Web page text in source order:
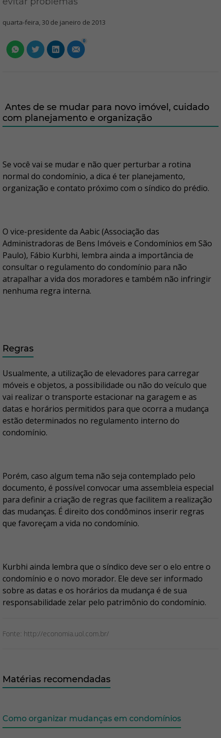
quarta-feira, 30 de janeiro de 2013
0
Antes de se mudar para novo imóvel, cuidado
com planejamento e organização
Se você vai se mudar e não quer perturbar a rotina
normal do condomínio, a dica é ter planejamento,
organização e contato próximo com o síndico do prédio.
O vice-presidente da Aabic (Associação das
Administradoras de Bens Imóveis e Condomínios em São
Paulo), Fábio Kurbhi, lembra ainda a importância de
consultar o regulamento do condomínio para não
atrapalhar a vida dos moradores e também não infringir
nenhuma regra interna.
Regras
Usualmente, a utilização de elevadores para carregar
móveis e objetos, a possibilidade ou não do veículo que
vai realizar o transporte estacionar na garagem e as
datas e horários permitidos para que ocorra a mudança
estão determinados no regulamento interno do
condomínio.
Porém, caso algum tema não seja contemplado pelo
documento, é possível convocar uma assembleia especial
para definir a criação de regras que facilitem a realização
das mudanças. É direito dos condôminos inserir regras
que favoreçam a vida no condomínio.
Kurbhi ainda lembra que o síndico deve ser o elo entre o
condomínio e o novo morador. Ele deve ser informado
sobre as datas e os horários da mudança é de sua
responsabilidade zelar pelo patrimônio do condomínio.
Fonte: http://economia.uol.com.br/
Matérias recomendadas
Como organizar mudanças em condomínios